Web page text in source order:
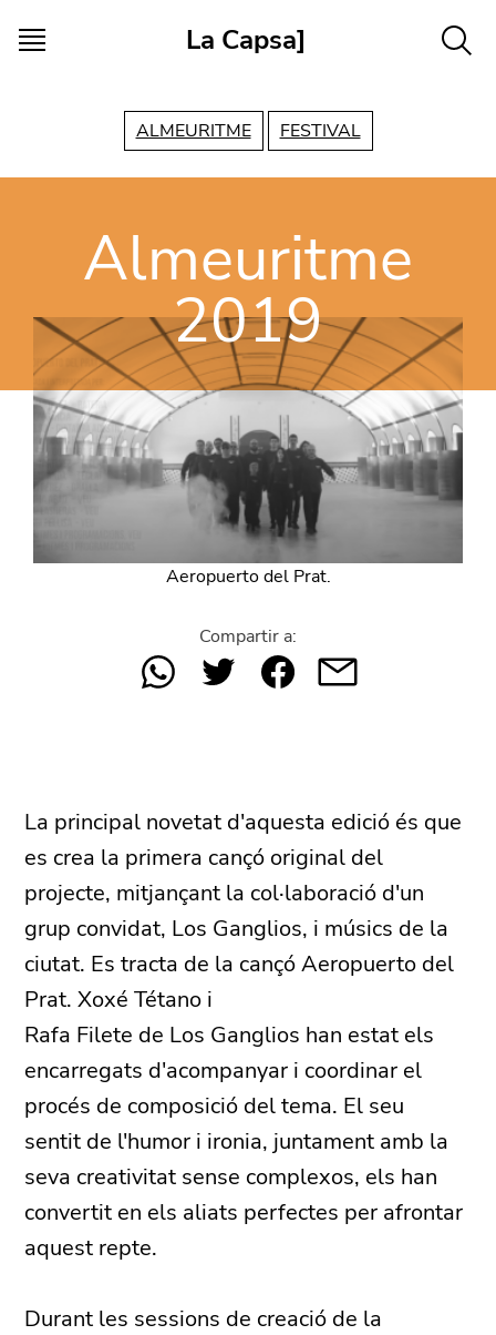
La Capsa]
ALMEURITME FESTIVAL
Almeuritme
2019
Aeropuerto del Prat.
Compartir a:
La principal novetat d'aquesta edició és que
es crea la primera cançó original del
projecte, mitjançant la col·laboració d'un
grup convidat, Los Ganglios, i músics de la
ciutat. Es tracta de la cançó Aeropuerto del
Prat. Xoxé Tétano i
Rafa Filete de Los Ganglios han estat els
encarregats d'acompanyar i coordinar el
procés de composició del tema. El seu
sentit de l'humor i ironia, juntament amb la
seva creativitat sense complexos, els han
convertit en els aliats perfectes per afrontar
aquest repte.
Durant les sessions de creació de la